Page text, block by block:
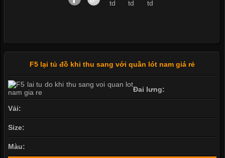
F5 lại tủ đồ khi thu sang với quần lót nam giá rẻ
Đai lưng:
Vải:
Size:
Màu: